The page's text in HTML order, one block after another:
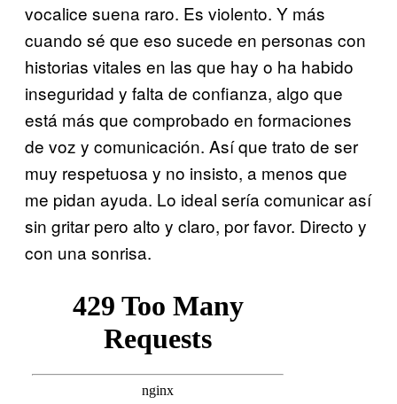
vocalice suena raro. Es violento. Y más
cuando sé que eso sucede en personas con
historias vitales en las que hay o ha habido
inseguridad y falta de confianza, algo que
está más que comprobado en formaciones
de voz y comunicación. Así que trato de ser
muy respetuosa y no insisto, a menos que
me pidan ayuda. Lo ideal sería comunicar así
sin gritar pero alto y claro, por favor. Directo y
con una sonrisa.